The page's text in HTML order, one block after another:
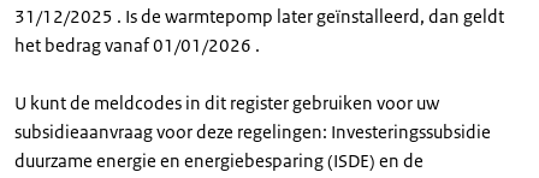
31/12/2025 . Is de warmtepomp later geïnstalleerd, dan geldt
het bedrag vanaf 01/01/2026 .
U kunt de meldcodes in dit register gebruiken voor uw
subsidieaanvraag voor deze regelingen: Investeringssubsidie
duurzame energie en energiebesparing (ISDE) en de